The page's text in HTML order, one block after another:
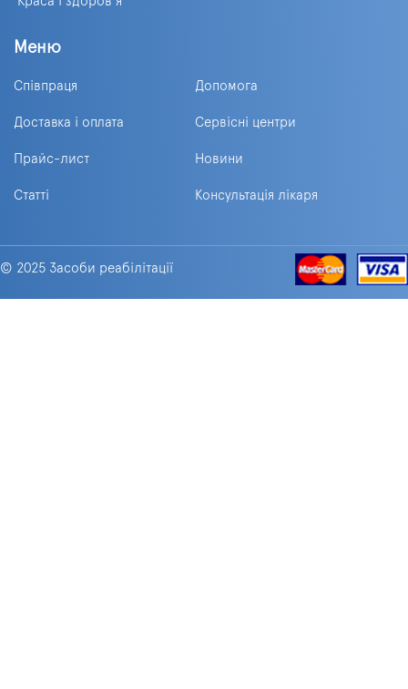
Меню
Співпраця Допомога
Доставка і оплата Сервісні центри
Прайс-лист Новини
Статті Консультація лікаря
© 2025 Засоби реабілітації